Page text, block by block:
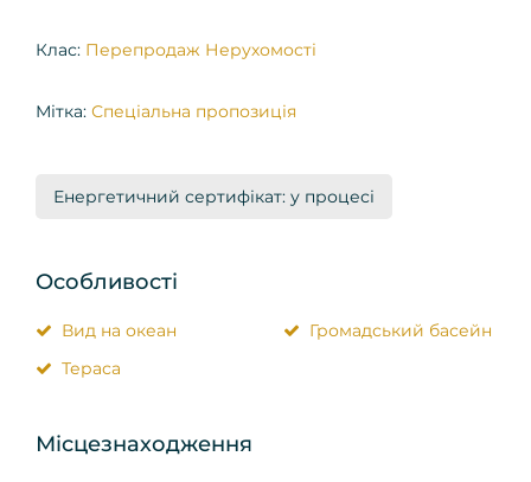
Клас: Перепродаж Нерухомості
Мітка: Спеціальна пропозиція
Енергетичний сертифікат: у процесі
Особливості
Вид на океан
Громадський басейн
Тераса
Місцезнаходження